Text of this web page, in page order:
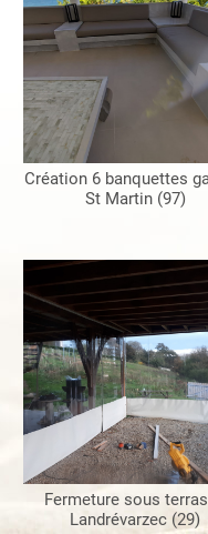
Création 6 banquettes
St Martin (97)
Fermeture sous
Landrévarzec (29)